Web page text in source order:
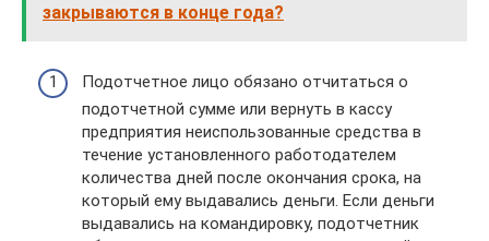
закрываются в конце года?
Подотчетное лицо обязано отчитаться о
подотчетной сумме или вернуть в кассу
предприятия неиспользованные средства в
течение установленного работодателем
количества дней после окончания срока, на
который ему выдавались деньги. Если деньги
выдавались на командировку, подотчетник